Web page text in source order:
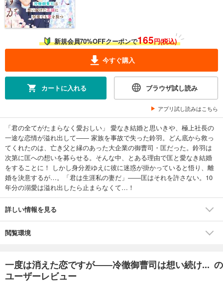
新規会員70%OFFクーポンで165円(税込)
今すぐ購入
カートに入れる ブラウザ試し読み
アプリ試し読みはこちら
「君の全てがたまらなく愛おしい」 愛なき結婚と思いきや、極上社長の
一途な恋情が溢れ出して―― 家族を事故で失った鈴羽。どん底から救っ
てくれたのは、亡き父と縁のあった大企業の御曹司・匡だった。鈴羽は
次第に匡への想いを募らせる。そんな中、とある理由で匡と愛なき結婚
をすることに！ しかし身分差ゆえに彼に迷惑が掛かっていると悟り、離
婚を決意するが…。「君は生涯私の妻だ」――匡はそれを許さない。10
年分の溺愛は溢れ出したら止まらなくて…！
詳しい情報を見る
閲覧環境
一度は消えた恋ですが――冷徹御曹司は想い続け... の
ユーザーレビュー